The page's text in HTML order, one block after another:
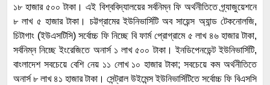
১৮ হাজার ৫০০ টাকা। এই বিশ্ববিদ্যালয়ের সর্বনিম্ন ফি অর্থনীতিতে গ্র্যাজুয়েশনে
৮ লাখ ৫ হাজার টাকা। চট্টগ্রামের ইউনিভার্সিটি অব সায়েন্স অ্যান্ড টেকনোলজি,
চিটাগাং (ইউএসটিসি) সর্বোচ্চ ফি নিচ্ছে বি ফার্ম প্রোগ্রামে ৫ লাখ ৪৬ হাজার টাকা,
সর্বনিম্ন নিচ্ছে ইংরেজিতে অনার্স ১ লাখ ৫০০ টাকা। ইনডিপেনডেন্ট ইউনিভার্সিটি,
বাংলাদেশ সবচেয়ে বেশি নেয় ১১ লোখ ১০ হাজার টাকা; সবচেয়ে কম অর্থনীতিতে
অনার্স ৮ লাখ ৪১ হাজার টাকা। সেন্ট্রাল উইমেন্স ইউনিভার্সিটিতে সর্বোচ্চ ফি বিএসসি